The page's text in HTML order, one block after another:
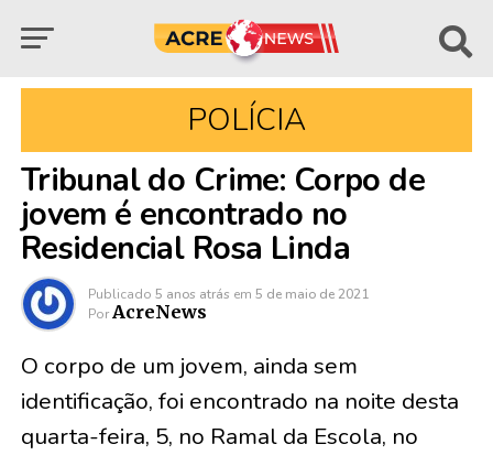
POLÍCIA
Tribunal do Crime: Corpo de
jovem é encontrado no
Residencial Rosa Linda
Publicado 5 anos atrás em 5 de maio de 2021
Por AcreNews
O corpo de um jovem, ainda sem
identificação, foi encontrado na noite desta
quarta-feira, 5, no Ramal da Escola, no